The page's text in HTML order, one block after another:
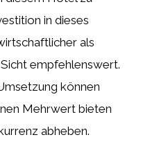
in dieses
als
empfehlenswert.
können
Mehrwert bieten
abheben.